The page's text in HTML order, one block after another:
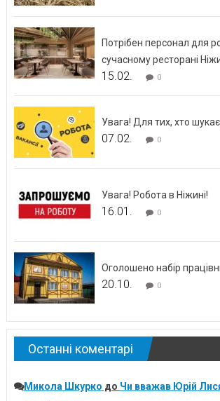
Потрібен персонал для
сучасному ресторані
15.02. 0
Увага! Для тих, хто
07.02. 0
Увага! Робота в Ніжині!
16.01. 0
Оголошено набір
20.10. 0
Останні коментарі
Микола Шкурко до Чи вважав Юрій